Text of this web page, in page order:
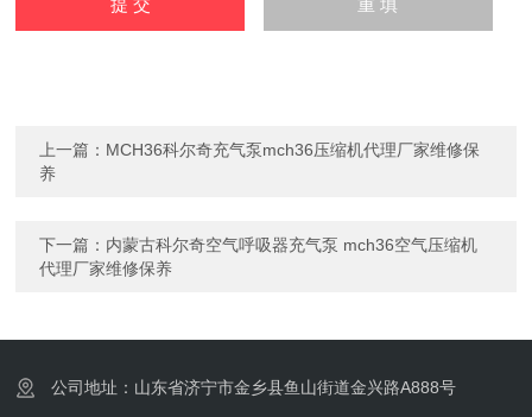
上一篇： MCH36科尔奇充气泵mch36压缩机代理厂家维修保
养
下一篇： 内蒙古科尔奇空气呼吸器充气泵 mch36空气压缩机
代理厂家维修保养
公司地址：山东省济宁市金乡县鱼山街道金兴路A888号